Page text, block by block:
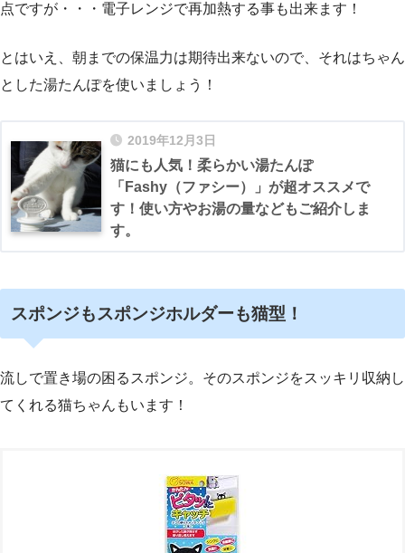
点ですが・・・電子レンジで再加熱する事も出来ます！
とはいえ、朝までの保温力は期待出来ないので、それはちゃん
とした湯たんぽを使いましょう！
2019年12月3日
猫にも人気！柔らかい湯たんぽ
「Fashy（ファシー）」が超オススメで
す！使い方やお湯の量などもご紹介しま
す。
スポンジもスポンジホルダーも猫型！
流しで置き場の困るスポンジ。そのスポンジをスッキリ収納し
てくれる猫ちゃんもいます！